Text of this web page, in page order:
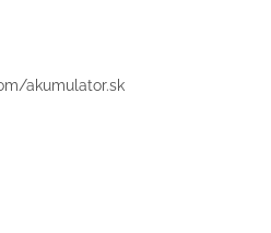
akumulator.sk